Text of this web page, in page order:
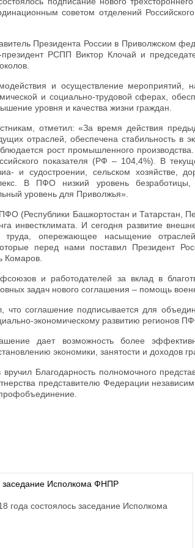
советом отделений
Президента России в Приволжском
РСПП Виктор Клочай и
и осуществление мероприятий,
и социально-трудовой сферах,
уровня и качества жизни граждан.
отметил: «За время действия
отраслей, обеспечена стабильность в
рост промышленного
показателя (РФ – 104,4%). В
и судостроении, сельском хозяйстве,
В ПФО низкий уровень
уровень для Приволжья».
(Республики Башкортостан и Татарстан,
инвестклимата. И сегодня развитие
труда, опережающее насыщение
перед нами поставил Президент
Комаров.
и работодателей за вклад в
задач нового соглашения – помощь
что соглашение подписывается для
экономическому развитию регионов
дает возможность более
экономики, занятости и доходов
Благодарность полномочного
представителю Федерации
заседание Исполкома ФНПР
года состоялось заседание Исполкома